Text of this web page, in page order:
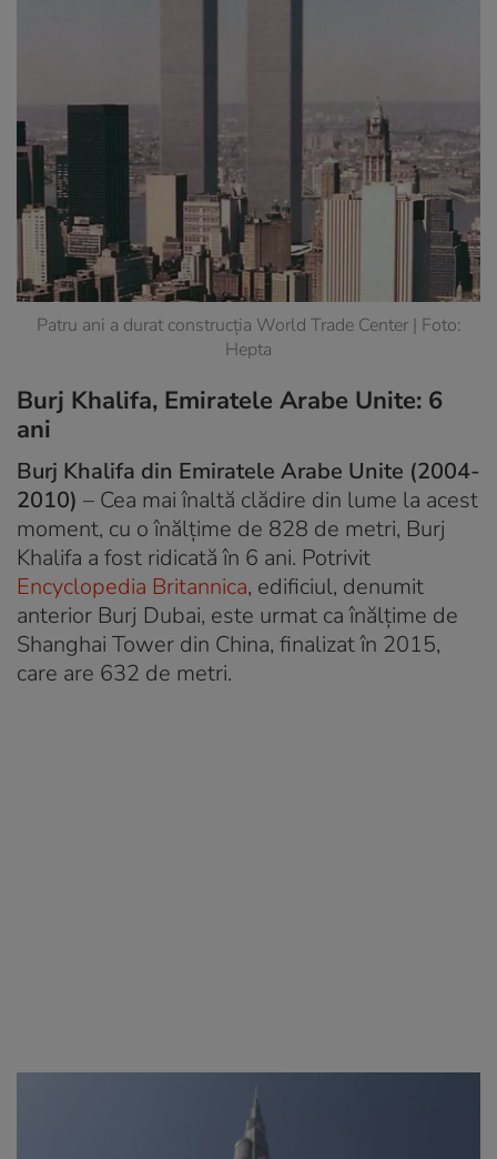
Patru ani a durat construcția World Trade Center | Foto:
Hepta
Burj Khalifa, Emiratele Arabe Unite: 6
ani
Burj Khalifa din Emiratele Arabe Unite (2004-
2010) – Cea mai înaltă clădire din lume la acest
moment, cu o înălțime de 828 de metri, Burj
Khalifa a fost ridicată în 6 ani. Potrivit
Encyclopedia Britannica, edificiul, denumit
anterior Burj Dubai, este urmat ca înălțime de
Shanghai Tower din China, finalizat în 2015,
care are 632 de metri.